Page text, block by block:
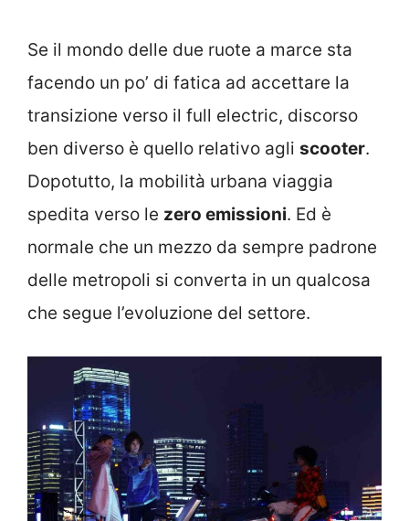
Se il mondo delle due ruote a marce sta
facendo un po’ di fatica ad accettare la
transizione verso il full electric, discorso
ben diverso è quello relativo agli scooter.
Dopotutto, la mobilità urbana viaggia
spedita verso le zero emissioni. Ed è
normale che un mezzo da sempre padrone
delle metropoli si converta in un qualcosa
che segue l’evoluzione del settore.